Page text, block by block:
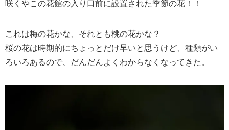
咲くやこの花館の入り口前に設置された季節の花！！
これは梅の花かな、それとも桃の花かな？
桜の花は時期的にちょっとだけ早いと思うけど、種類がい
ろいろあるので、だんだんよくわからなくなってきた。